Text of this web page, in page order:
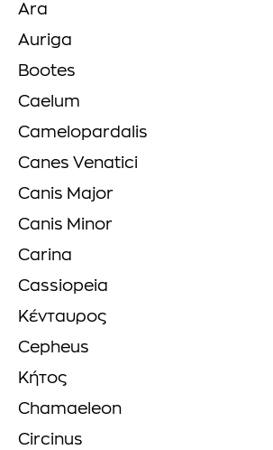
Ara
Auriga
Bootes
Caelum
Camelopardalis
Canes Venatici
Canis Major
Canis Minor
Carina
Cassiopeia
Κένταυρος
Cepheus
Κήτος
Chamaeleon
Circinus